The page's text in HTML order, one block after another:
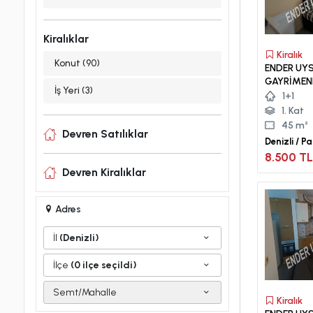
Kiralıklar
Konut (90)
İş Yeri (3)
Devren Satılıklar
Devren Kiralıklar
Adres
İl (Denizli)
İlçe (0 ilçe seçildi)
Semt/Mahalle
Kiralık
ENDER
APART.
1+1
1. Kat
45 m²
Denizli /
8.500 TL
Kiralık